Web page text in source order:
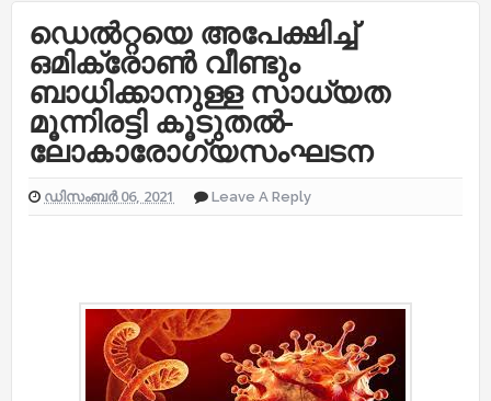
ഡെല്‍റ്റയെ അപേക്ഷിച്ച്‌
ഒമിക്രോണ്‍ വീണ്ടും
ബാധിക്കാനുള്ള സാധ്യത
മൂന്നിരട്ടി കൂടുതല്‍-
ലോകാരോഗ്യസംഘടന
ഡിസംബർ 06, 2021 Leave A Reply